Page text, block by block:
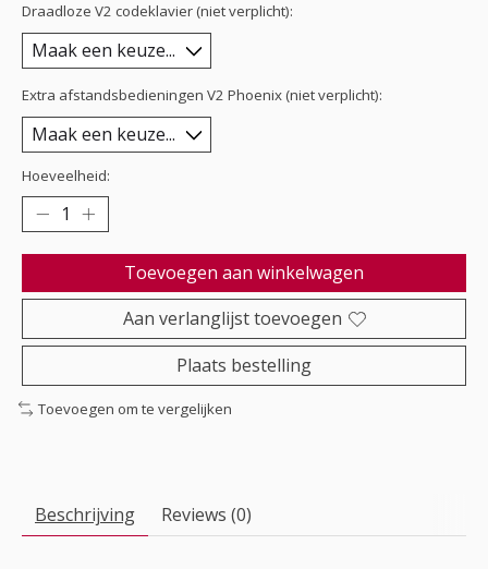
Draadloze V2 codeklavier (niet verplicht):
Extra afstandsbedieningen V2 Phoenix (niet verplicht):
Hoeveelheid:
Toevoegen aan winkelwagen
Aan verlanglijst toevoegen
Plaats bestelling
Toevoegen om te vergelijken
Beschrijving Reviews (0)